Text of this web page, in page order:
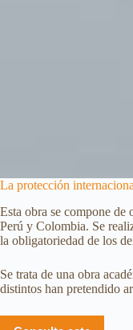
La protección
Esta obra se compone
Perú y Colombia. Se
la obligatoriedad de los
Se trata de una obra
distintos han pretendido